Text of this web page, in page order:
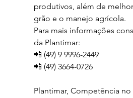
produtivos, além de
grão e o manejo agrícola.
Para mais informações
da Plantimar:
📲 (49) 9 9996-2449
📲 (49) 3664-0726
Plantimar, Competência